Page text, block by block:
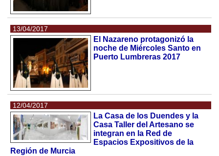
13/04/2017
El Nazareno protagonizó la
noche de Miércoles Santo en
Puerto Lumbreras 2017
12/04/2017
La Casa de los Duendes y la
Casa Taller del Artesano se
integran en la Red de
Espacios Expositivos de la
Región de Murcia